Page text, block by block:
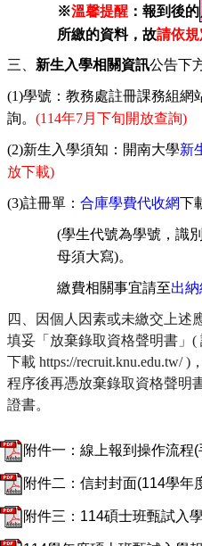
※溫馨提醒 ：報到後的
所繳的資料，故請依
三、 新生入學相關資訊公告下
(1)學號：教務處註冊課務組網
詢。 (114年7月 下旬開放查詢)
(2)新生入學須知：開南大學新
放下載)
(3)註冊單： 合庫學費代收網下
(學生代號為學號，識
母須大寫)。
繳費相關事宜請至出
四、因個人因素或未繳交上述
填妥「放棄錄取資格聲明書」
下載 https://recruit.knu.edu.tw/
程序後再憑放棄錄取資格聲明
證書。
附件一：線上報到操作流程
附件二：信封封面(114學年
附件三：114碩士班甄試入